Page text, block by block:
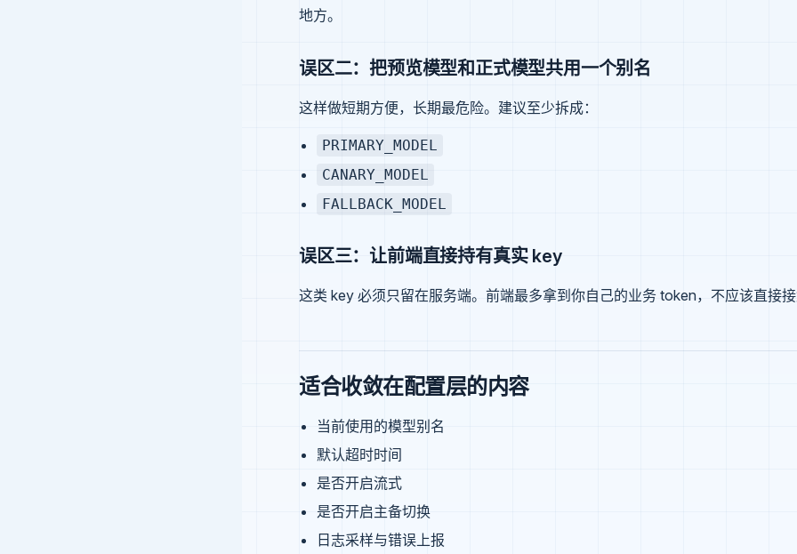
地方。
误区二：把预览模型和正式模型共用一个别名
这样做短期方便，长期最危险。建议至少拆成：
PRIMARY_MODEL
CANARY_MODEL
FALLBACK_MODEL
误区三：让前端直接持有真实 key
这类 key 必须只留在服务端。前端最多拿到你自己的业务 token，不应该直接
适合收敛在配置层的内容
当前使用的模型别名
默认超时时间
是否开启流式
是否开启主备切换
日志采样与错误上报